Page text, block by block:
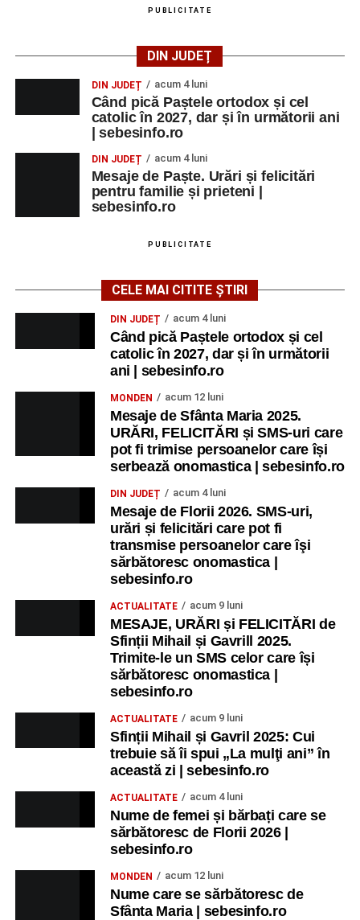
PUBLICITATE
DIN JUDEȚ
DIN JUDEȚ acum 4 luni
Când pică Paștele ortodox și cel
catolic în 2027, dar și în următorii ani
| sebesinfo.ro
DIN JUDEȚ acum 4 luni
Mesaje de Paște. Urări și felicitări
pentru familie și prieteni |
sebesinfo.ro
PUBLICITATE
CELE MAI CITITE ȘTIRI
DIN JUDEȚ acum 4 luni
Când pică Paștele ortodox și cel
catolic în 2027, dar și în următorii
ani | sebesinfo.ro
MONDEN acum 12 luni
Mesaje de Sfânta Maria 2025.
URĂRI, FELICITĂRI și SMS-uri care
pot fi trimise persoanelor care își
serbează onomastica | sebesinfo.ro
DIN JUDEȚ acum 4 luni
Mesaje de Florii 2026. SMS-uri,
urări și felicitări care pot fi
transmise persoanelor care îşi
sărbătoresc onomastica |
sebesinfo.ro
ACTUALITATE acum 9 luni
MESAJE, URĂRI și FELICITĂRI de
Sfinții Mihail și Gavrill 2025.
Trimite-le un SMS celor care își
sărbătoresc onomastica |
sebesinfo.ro
ACTUALITATE acum 9 luni
Sfinții Mihail și Gavril 2025: Cui
trebuie să îi spui „La mulţi ani” în
această zi | sebesinfo.ro
ACTUALITATE acum 4 luni
Nume de femei și bărbați care se
sărbătoresc de Florii 2026 |
sebesinfo.ro
MONDEN acum 12 luni
Nume care se sărbătoresc de
Sfânta Maria | sebesinfo.ro